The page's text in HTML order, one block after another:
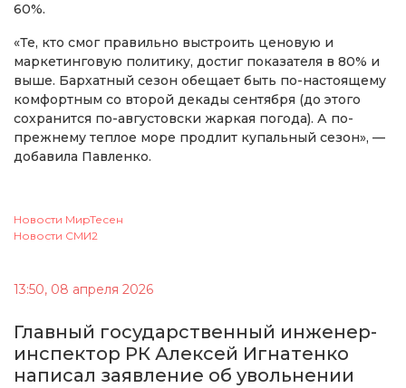
60%.
«Те, кто смог правильно выстроить ценовую и
маркетинговую политику, достиг показателя в 80% и
выше. Бархатный сезон обещает быть по-настоящему
комфортным со второй декады сентября (до этого
сохранится по-августовски жаркая погода). А по-
прежнему теплое море продлит купальный сезон», —
добавила Павленко.
Новости МирТесен
Новости СМИ2
13:50, 08 апреля 2026
Главный государственный инженер-
инспектор РК Алексей Игнатенко
написал заявление об увольнении